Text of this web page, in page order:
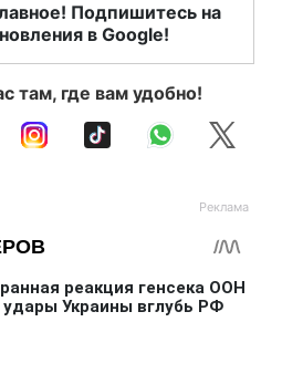
Подпишитесь на
в Google!
там, где вам удобно!